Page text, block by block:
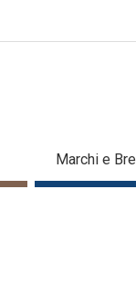
Marchi e